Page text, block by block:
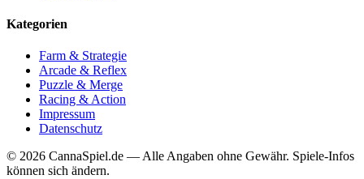
Kategorien
Farm & Strategie
Arcade & Reflex
Puzzle & Merge
Racing & Action
Impressum
Datenschutz
© 2026 CannaSpiel.de — Alle Angaben ohne Gewähr. Spiele-Infos
können sich ändern.